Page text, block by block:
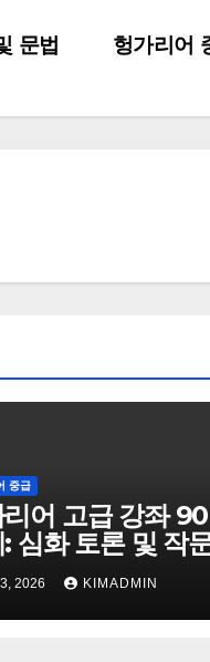
헝가리어
문법
중급
어 고급 강좌 90
심화 토론 및 작
2026 KIMADMIN